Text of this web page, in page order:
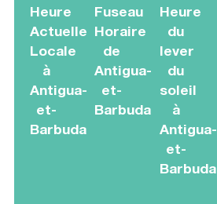
Heure
Actuelle
Locale
à
Antigua-
et-
Barbuda
Fuseau
Horaire
de
Antigua-
et-
Barbuda
Heure
du
lever
du
soleil
à
Antigua-
et-
Barbuda